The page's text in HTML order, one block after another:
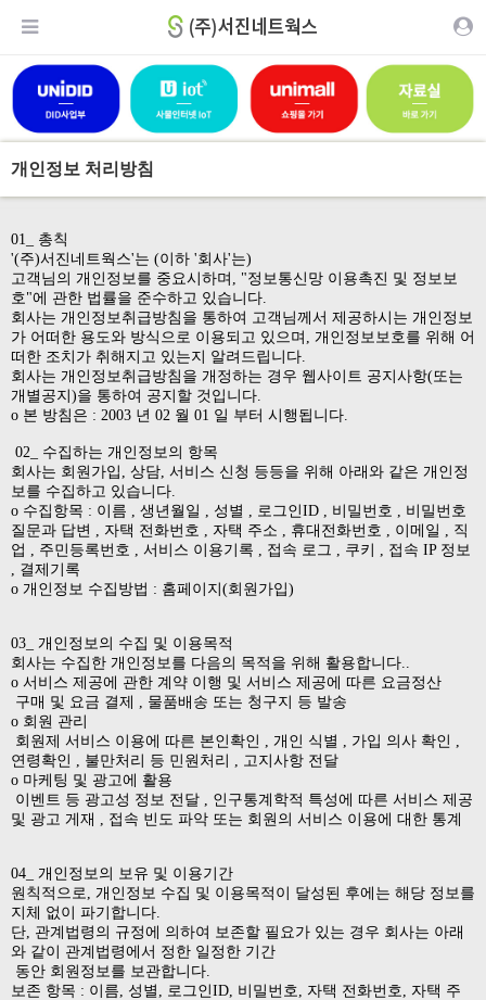
개인정보 처리방침
01_ 총칙
'(주)서진네트웍스'는 (이하 '회사'는)
고객님의 개인정보를 중요시하며, "정보통신망 이용촉진 및 정보보
호"에 관한 법률을 준수하고 있습니다.
회사는 개인정보취급방침을 통하여 고객님께서 제공하시는 개인정보
가 어떠한 용도와 방식으로 이용되고 있으며, 개인정보보호를 위해 어
떠한 조치가 취해지고 있는지 알려드립니다.
회사는 개인정보취급방침을 개정하는 경우 웹사이트 공지사항(또는
개별공지)을 통하여 공지할 것입니다.
ο 본 방침은 : 2003 년 02 월 01 일 부터 시행됩니다.
02_ 수집하는 개인정보의 항목
회사는 회원가입, 상담, 서비스 신청 등등을 위해 아래와 같은 개인정
보를 수집하고 있습니다.
ο 수집항목 : 이름 , 생년월일 , 성별 , 로그인ID , 비밀번호 , 비밀번호
질문과 답변 , 자택 전화번호 , 자택 주소 , 휴대전화번호 , 이메일 , 직
업 , 주민등록번호 , 서비스 이용기록 , 접속 로그 , 쿠키 , 접속 IP 정보
, 결제기록
ο 개인정보 수집방법 : 홈페이지(회원가입)
03_ 개인정보의 수집 및 이용목적
회사는 수집한 개인정보를 다음의 목적을 위해 활용합니다..
ο 서비스 제공에 관한 계약 이행 및 서비스 제공에 따른 요금정산
구매 및 요금 결제 , 물품배송 또는 청구지 등 발송
ο 회원 관리
회원제 서비스 이용에 따른 본인확인 , 개인 식별 , 가입 의사 확인 ,
연령확인 , 불만처리 등 민원처리 , 고지사항 전달
ο 마케팅 및 광고에 활용
이벤트 등 광고성 정보 전달 , 인구통계학적 특성에 따른 서비스 제공
및 광고 게재 , 접속 빈도 파악 또는 회원의 서비스 이용에 대한 통계
04_ 개인정보의 보유 및 이용기간
원칙적으로, 개인정보 수집 및 이용목적이 달성된 후에는 해당 정보를
지체 없이 파기합니다.
단, 관계법령의 규정에 의하여 보존할 필요가 있는 경우 회사는 아래
와 같이 관계법령에서 정한 일정한 기간
동안 회원정보를 보관합니다.
보존 항목 : 이름, 성별, 로그인ID, 비밀번호, 자택 전화번호, 자택 주